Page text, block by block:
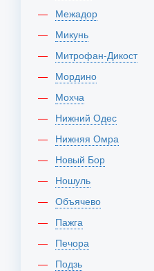
Межадор
Микунь
Митрофан-Дикост
Мордино
Мохча
Нижний Одес
Нижняя Омра
Новый Бор
Ношуль
Объячево
Пажга
Печора
Подзь